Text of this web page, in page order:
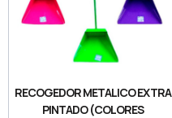
RECOGEDOR METALICO EXTRA
PINTADO (COLORES